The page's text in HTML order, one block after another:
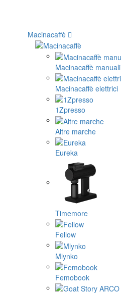
Macinacaffè
Macinacaffè manuali
Macinacaffè elettrici
1Zpresso
Altre marche
Eureka
Timemore
Fellow
Mlynko
Femobook